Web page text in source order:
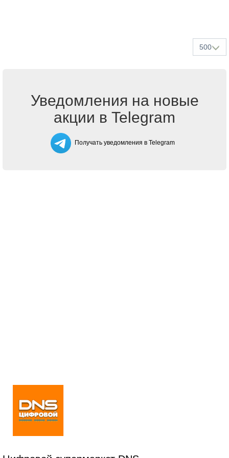
500
Уведомления на новые
акции в Telegram
Получать уведомления в Telegram